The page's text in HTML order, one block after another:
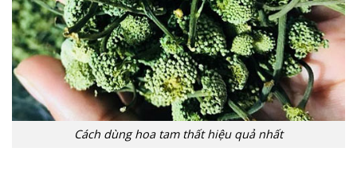
Cách dùng hoa tam thất hiệu quả nhất